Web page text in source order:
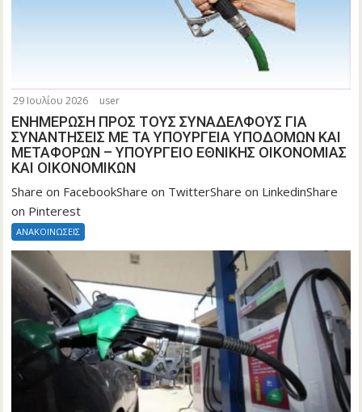
29 Ιουλίου 2026 user
ΕΝΗΜΕΡΩΣΗ ΠΡΟΣ ΤΟΥΣ ΣΥΝΑΔΕΛΦΟΥΣ ΓΙΑ
ΣΥΝΑΝΤΗΣΕΙΣ ΜΕ ΤΑ ΥΠΟΥΡΓΕΙΑ ΥΠΟΔΟΜΩΝ ΚΑΙ
ΜΕΤΑΦΟΡΩΝ – ΥΠΟΥΡΓΕΙΟ ΕΘΝΙΚΗΣ ΟΙΚΟΝΟΜΙΑΣ
ΚΑΙ ΟΙΚΟΝΟΜΙΚΩΝ
Share on FacebookShare on TwitterShare on LinkedinShare
on Pinterest
ΑΝΑΚΟΙΝΩΣΕΙΣ